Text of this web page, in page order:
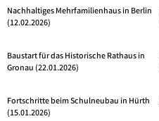
Nachhaltiges Mehrfamilienhaus in Berlin
(12.02.2026)
Baustart für das Historische Rathaus in
Gronau (22.01.2026)
Fortschritte beim Schulneubau in Hürth
(15.01.2026)